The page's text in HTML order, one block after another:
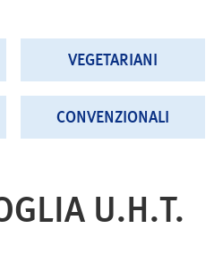
VEGETARIANI
CONVENZIONALI
U.H.T.